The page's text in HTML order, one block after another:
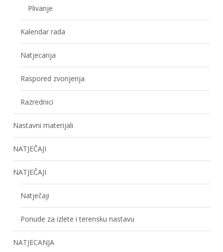
Plivanje
Kalendar rada
Natjecanja
Raspored zvonjenja
Razrednici
Nastavni materijali
NATJEČAJI
NATJEČAJI
Natječaji
Ponude za izlete i terensku nastavu
NATJECANJA